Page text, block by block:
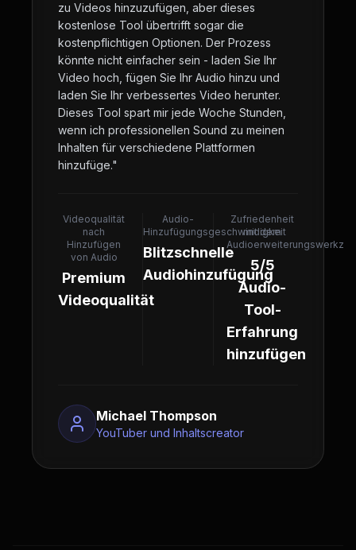
zu Videos hinzuzufügen, aber dieses
kostenlose Tool übertrifft sogar die
kostenpflichtigen Optionen. Der Prozess
könnte nicht einfacher sein - laden Sie Ihr
Video hoch, fügen Sie Ihr Audio hinzu und
laden Sie Ihr verbessertes Video herunter.
Dieses Tool spart mir jede Woche Stunden,
wenn ich professionellen Sound zu meinen
Inhalten für verschiedene Plattformen
hinzufüge."
Videoqualität
nach
Hinzufügen
von Audio
Premium
Videoqualität
Audio-
Hinzufügungsgeschwindigkeit
Blitzschnelle
Audiohinzufügung
Zufriedenheit
mit dem
5/5
Audio-
Tool-
Erfahrung
hinzufügen
Michael Thompson
YouTuber und Inhaltscreator